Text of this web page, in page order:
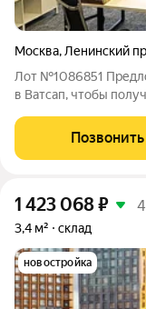
Москва, Ленинский
Лот №1086851
в Ватсап, чтобы
новом трехэтажном
Помещения
Позвонить
1 423 068₽
3,4 м² склад
новостройка